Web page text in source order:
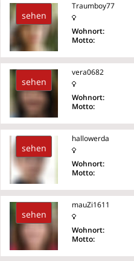
sehen
Traumboy77
Wohnort:
Motto:
sehen
vera0682
Wohnort:
Motto:
sehen
hallowerda
Wohnort:
Motto:
sehen
mauZi1611
Wohnort:
Motto: